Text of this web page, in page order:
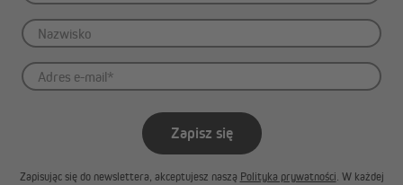
Poniższa tabela przedstawia zestawienie właściwości tkanin
dostępnych w wersji Premium.
Zapisz się
Zapisując się do newslettera, akceptujesz naszą Polityka prywatności. W każdej